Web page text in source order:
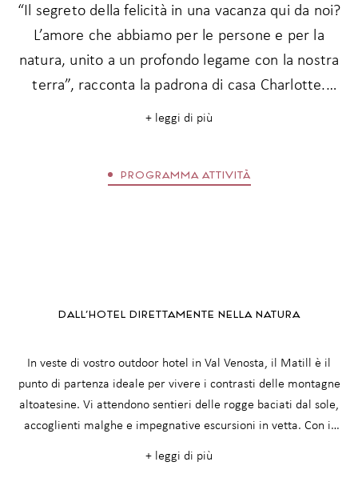
“Il segreto della felicità in una vacanza qui da noi?
L’amore che abbiamo per le persone e per la
natura, unito a un profondo legame con la nostra
terra”, racconta la padrona di casa Charlotte.
Dopo una giornata attiva nell’aria limpida di
natura e vivete la Val Venosta.
+ leggi di più
PROGRAMMA ATTIVITÀ
DALL’HOTEL DIRETTAMENTE NELLA NATURA
In veste di vostro outdoor hotel in Val Venosta, il Matill è il
punto di partenza ideale per vivere i contrasti delle montagne
altoatesine. Vi attendono sentieri delle rogge baciati dal sole,
accoglienti malghe e impegnative escursioni in vetta. Con il
nostre uscite guidate settimanali, scoprirete la natura
+ leggi di più